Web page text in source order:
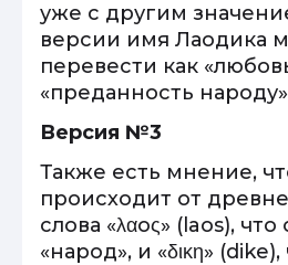
уже с другим
версии имя Лаодика
перевести как
«преданность
Версия №3
Также есть мнение,
происходит от
слова «λαoς» (laos), что
«народ», и «δικη» (dike),